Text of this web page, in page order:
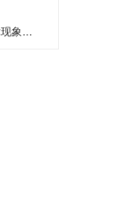
析